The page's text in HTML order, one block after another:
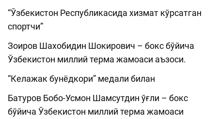
“Ўзбекистон Республикасида хизмат кўрсатган
спортчи”
Зоиров Шахобидин Шокирович – бокс бўйича
Ўзбекистон миллий терма жамоаси аъзоси.
“Келажак бунёдкори” медали билан
Батуров Бобо-Усмон Шамсутдин ўғли – бокс
бўйича Ўзбекистон миллий терма жамоаси